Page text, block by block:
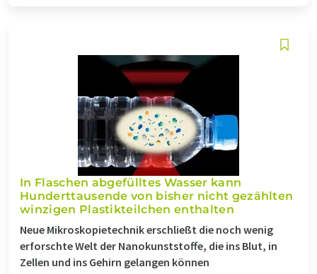
In Flaschen abgefülltes Wasser kann
Hunderttausende von bisher nicht gezählten
winzigen Plastikteilchen enthalten
Neue Mikroskopietechnik erschließt die noch wenig
erforschte Welt der Nanokunststoffe, die ins Blut, in
Zellen und ins Gehirn gelangen können